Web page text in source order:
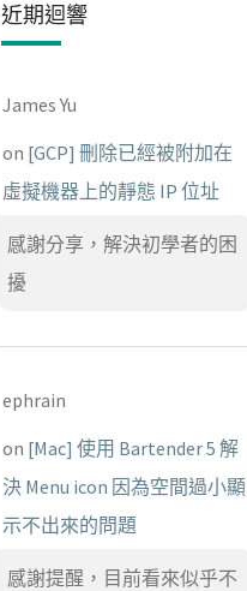
近期迴響
James Yu
on [GCP] 刪除已經被附加在
虛擬機器上的靜態 IP 位址
感謝分享，解決初學者的困
擾
ephrain
on [Mac] 使用 Bartender 5 解
決 Menu icon 因為空間過小顯
示不出來的問題
感謝提醒，目前看來似乎不